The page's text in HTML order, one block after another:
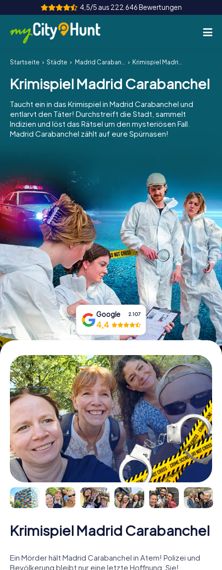
4,5/5 aus 222.646 Bewertungen
So funktioniert's
Städte
Touren
Teamevent
INT AT
ES
IE
IT
NL
Tickets buchen
Gutscheine bestellen
Startseite Städte Madrid Carabanchel Krimispiel Madrid Carabanchel
Krimispiel Madrid Carabanchel
Taucht ein in das Krimispiel in Madrid Carabanchel und
entlarvt den Täter! Durchstreift die Stadt, sammelt
Indizien und löst das Rätsel um den mysteriösen Fall.
Madrid Carabanchel zählt auf eure Spürnasen!
Google 2.107
4,4
Krimispiel Madrid Carabanchel
Ein Mörder hält Madrid Carabanchel in Atem! Polizei und
Bevölkerung bleibt nur eine letzte Hoffnung: Sie!